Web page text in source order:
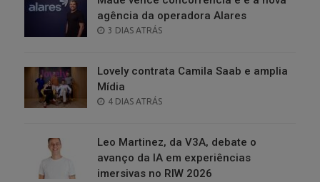
agência da operadora Alares
POSTED
3 DIAS ATRÁS
Lovely contrata Camila Saab e amplia
Mídia
POSTED
4 DIAS ATRÁS
Leo Martinez, da V3A, debate o
avanço da IA em experiências
imersivas no RIW 2026